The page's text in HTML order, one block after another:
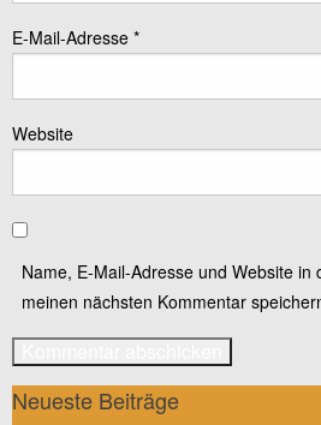
E-Mail-Adresse *
Website
Name, E-Mail-Adresse und Website in
meinen nächsten Kommentar
Neueste Beiträge